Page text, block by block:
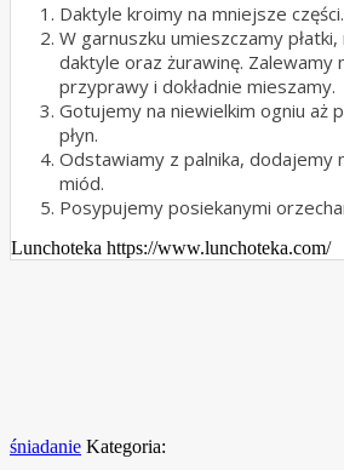
Daktyle kroimy na mniejsze części.
W garnuszku umieszczamy płatki,
daktyle oraz żurawinę. Zalewamy
przyprawy i dokładnie mieszamy.
Gotujemy na niewielkim ogniu aż
płyn.
Odstawiamy z palnika, dodajemy
miód.
Posypujemy posiekanymi
Lunchoteka https://www.lunchoteka.com/
śniadanie Kategoria: